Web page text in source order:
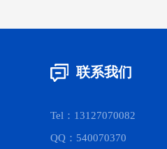
联系我们
Tel：13127070082
QQ：540070370